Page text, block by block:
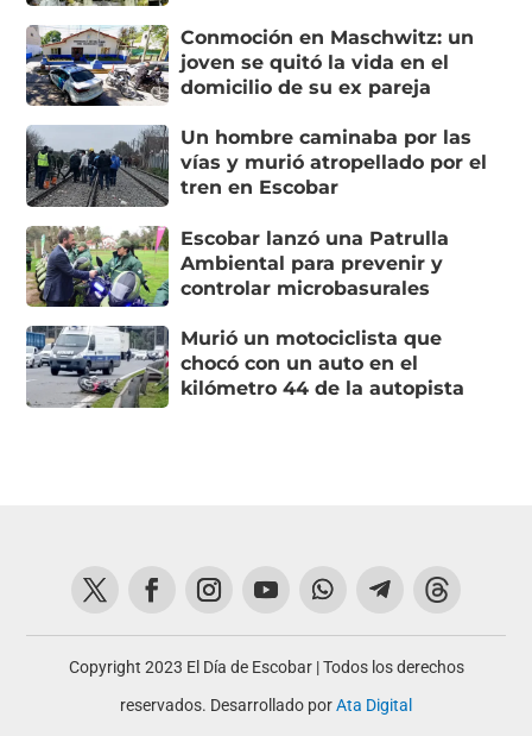
Conmoción en Maschwitz: un
joven se quitó la vida en el
domicilio de su ex pareja
Un hombre caminaba por las
vías y murió atropellado por el
tren en Escobar
Escobar lanzó una Patrulla
Ambiental para prevenir y
controlar microbasurales
Murió un motociclista que
chocó con un auto en el
kilómetro 44 de la autopista
Copyright 2023 El Día de Escobar | Todos los derechos
reservados. Desarrollado porAta Digital